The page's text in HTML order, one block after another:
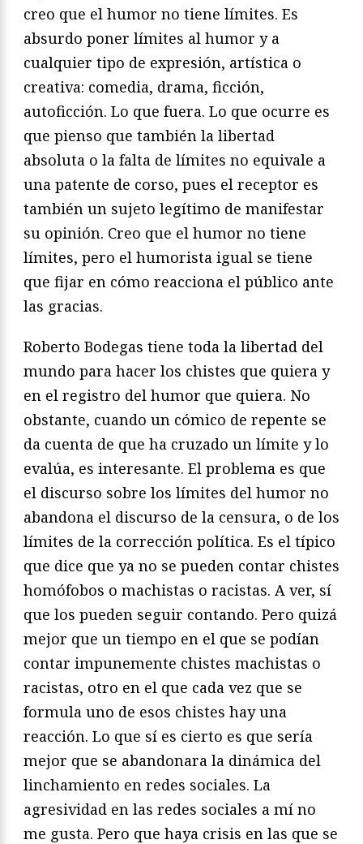
creo que el humor no tiene límites. Es
absurdo poner límites al humor y a
cualquier tipo de expresión, artística o
creativa: comedia, drama, ficción,
autoficción. Lo que fuera. Lo que ocurre es
que pienso que también la libertad
absoluta o la falta de límites no equivale a
una patente de corso, pues el receptor es
también un sujeto legítimo de manifestar
su opinión. Creo que el humor no tiene
límites, pero el humorista igual se tiene
que fijar en cómo reacciona el público ante
las gracias.
Roberto Bodegas tiene toda la libertad del
mundo para hacer los chistes que quiera y
en el registro del humor que quiera. No
obstante, cuando un cómico de repente se
da cuenta de que ha cruzado un límite y lo
evalúa, es interesante. El problema es que
el discurso sobre los límites del humor no
abandona el discurso de la censura, o de los
límites de la corrección política. Es el típico
que dice que ya no se pueden contar chistes
homófobos o machistas o racistas. A ver, sí
que los pueden seguir contando. Pero quizá
mejor que un tiempo en el que se podían
contar impunemente chistes machistas o
racistas, otro en el que cada vez que se
formula uno de esos chistes hay una
reacción. Lo que sí es cierto es que sería
mejor que se abandonara la dinámica del
linchamiento en redes sociales. La
agresividad en las redes sociales a mí no
me gusta. Pero que haya crisis en las que se